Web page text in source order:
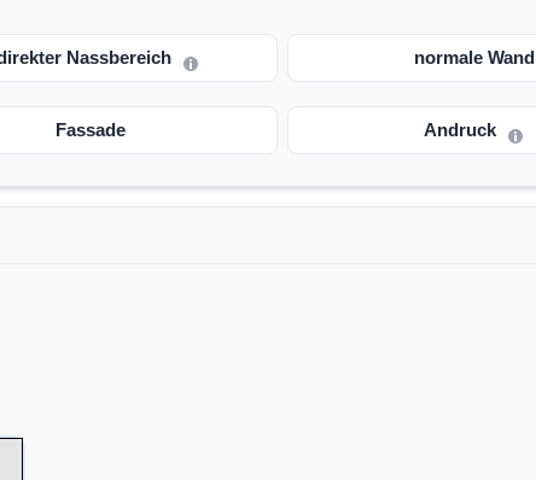
Nassbereich normale Wand
Fassade Andruck